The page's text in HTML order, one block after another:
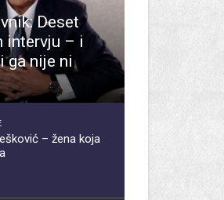
Deset
intervju – i
ga nije ni
– žena koja